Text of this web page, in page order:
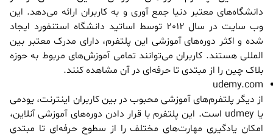
دانشگاه‌های معتبر دنیا جمع آوری و به کاربران ارائه می‌دهد. این
وب سایت در سال 2012 توسط اساتید دانشگاه استنفورد ایجاد
شده و اکثر دوره‌های آموزشی این پلتفرم، دارای مدرک معتبر بین
المللی هستند. کاربران می‌توانند تمامی آموزش‌های مربوط به حوزه
بلاک چین را از مبتدی تا حرفه‌ای در آن مشاهده کنند.
udemy.com
از دیگر پلتفرم‌های آموزشی محبوب در بین کاربران اینترنت، یودمی
یا udmey است. این پلتفرم با قرار دادن دوره‌های آموزشی آنلاین،
امکان یادگیری مهارت‌های مختلف را از سطوح حرفه‌ای تا مبتدی